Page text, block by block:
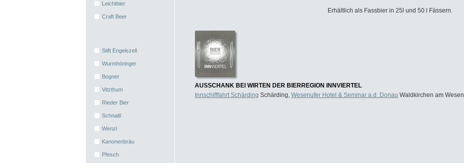
Leichtbier
Craft Beer
Stift Engelszell
Wurmhöringer
Bogner
Vitzthum
Rieder Bier
Schnaitl
Wenzl
Kanonenbräu
Pfesch
Erhältlich als Fassbier in 25l und 50 l Fässern.
AUSSCHANK BEI WIRTEN DER BIERREGION INNVIERTEL
Innschifffahrt Schärding Schärding,Wesenufer Hotel & Seminar a.d. Donau Waldkirchen am Wesen